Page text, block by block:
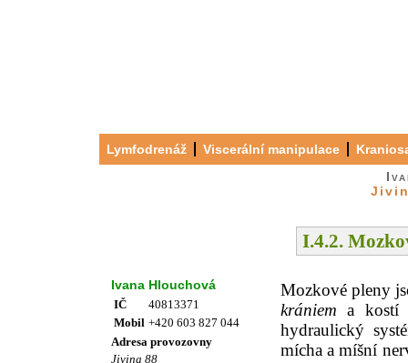
I.4.2.
Mozkové pleny
krániem a
hydraulický
mícha a míšní
Ivana Hlouchová
IČ
40813371
Mobil +420 603 827 044
Adresa provozovny
Jivina 88
Lymfodrenáž Viscerální manipulace